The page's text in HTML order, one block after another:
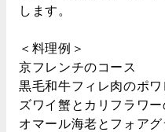
します。
＜料理例＞
京フレンチのコース
黒毛和牛フィレ肉のポワ
ズワイ蟹とカリフラワ
オマール海老とフォア